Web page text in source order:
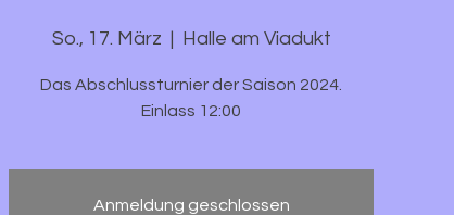
So., 17. März
  |
Halle am Viadukt
Das Abschlussturnier der Saison 2024.
Einlass 12:00
Anmeldung geschlossen